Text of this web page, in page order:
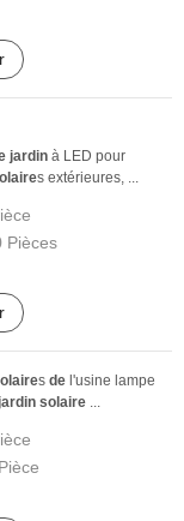
jardin à LED pour
s extérieures, ...
Pièces
s de l'usine lampe
jardin solaire ...